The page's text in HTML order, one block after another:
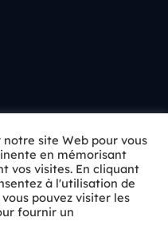
droits réservés.
notre site Web pour vous
en mémorisant
vos visites. En cliquant
à l'utilisation de
pouvez visiter les
fournir un